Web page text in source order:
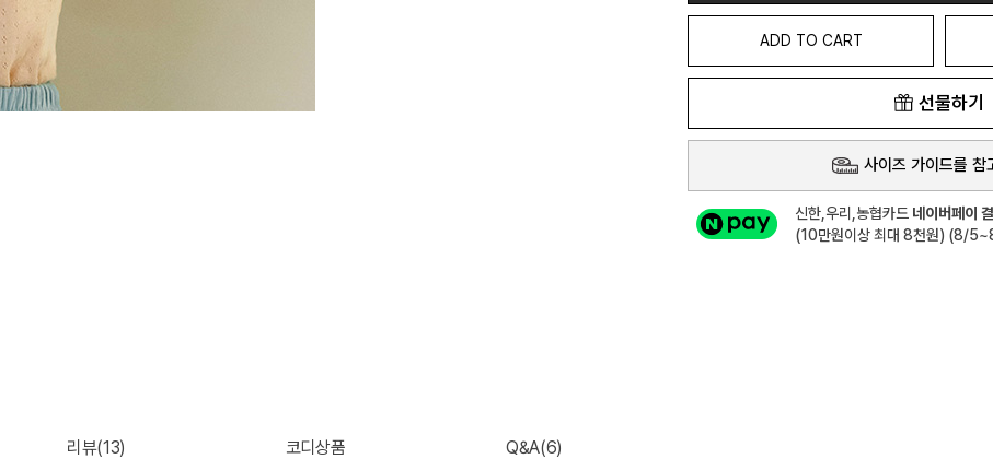
ADD TO CART
선물하기
사이즈 가이드를 참
신한,우리,농협카드 네이버페이
(10만원이상 최대 8천원) (8/
리뷰(13) 코디상품 Q&A(6)